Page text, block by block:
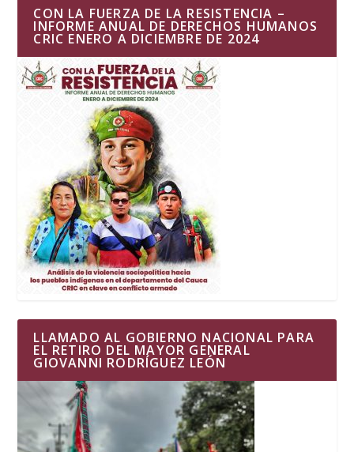
CON LA FUERZA DE LA RESISTENCIA –
INFORME ANUAL DE DERECHOS HUMANOS
CRIC ENERO A DICIEMBRE DE 2024
LLAMADO AL GOBIERNO NACIONAL PARA
EL RETIRO DEL MAYOR GENERAL
GIOVANNI RODRÍGUEZ LEÓN